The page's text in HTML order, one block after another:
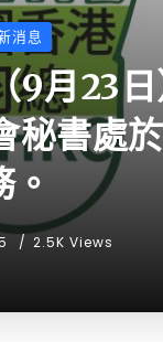
消息
9月23
秘書處
。
2.5K Views